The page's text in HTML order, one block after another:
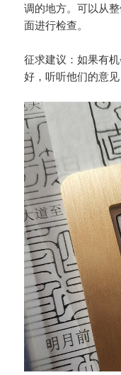
调的地方。可以从
面进行检查。
征求建议：如果有
好，听听他们的意